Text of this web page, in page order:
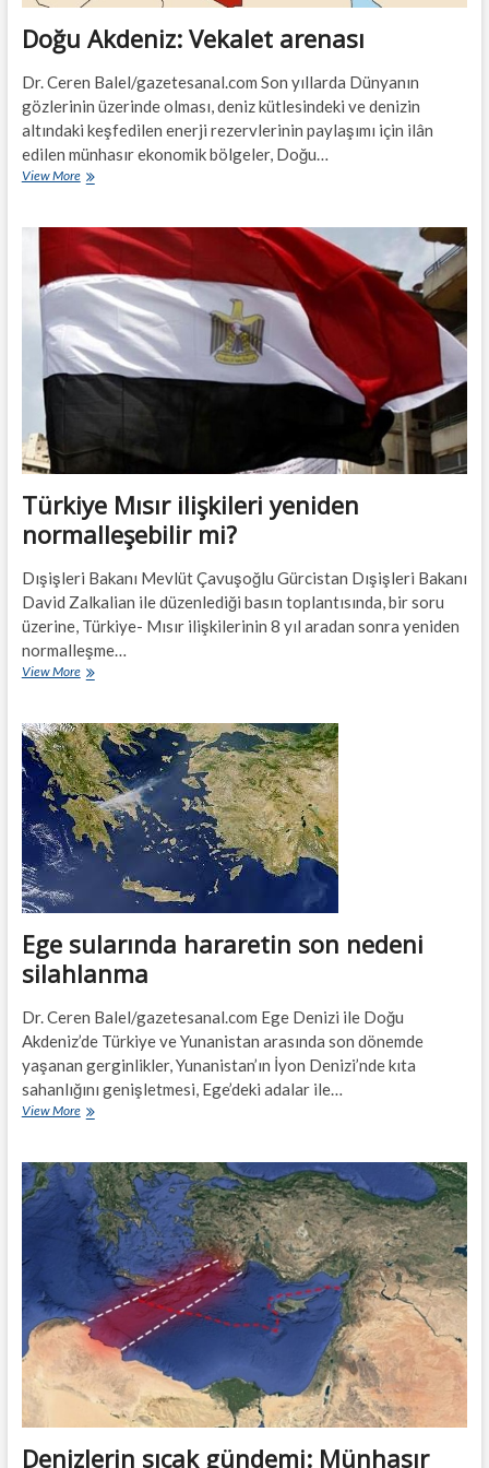
Doğu Akdeniz: Vekalet arenası
Dr. Ceren Balel/gazetesanal.com Son yıllarda Dünyanın
gözlerinin üzerinde olması, deniz kütlesindeki ve denizin
altındaki keşfedilen enerji rezervlerinin paylaşımı için ilân
edilen münhasır ekonomik bölgeler, Doğu…
View MoreDoğu
arenası
Türkiye Mısır ilişkileri yeniden
normalleşebilir mi?
Dışişleri Bakanı Mevlüt Çavuşoğlu Gürcistan Dışişleri Bakanı
David Zalkalian ile düzenlediği basın toplantısında, bir soru
üzerine, Türkiye- Mısır ilişkilerinin 8 yıl aradan sonra yeniden
normalleşme…
View MoreTürkiye
yeniden
normalleşebilir
mi?
Ege sularında hararetin son nedeni
silahlanma
Dr. Ceren Balel/gazetesanal.com Ege Denizi ile Doğu
Akdeniz’de Türkiye ve Yunanistan arasında son dönemde
yaşanan gerginlikler, Yunanistan’ın İyon Denizi’nde kıta
sahanlığını genişletmesi, Ege’deki adalar ile…
View MoreEge
son
nedeni
silahlanma
Denizlerin sıcak gündemi: Münhasır